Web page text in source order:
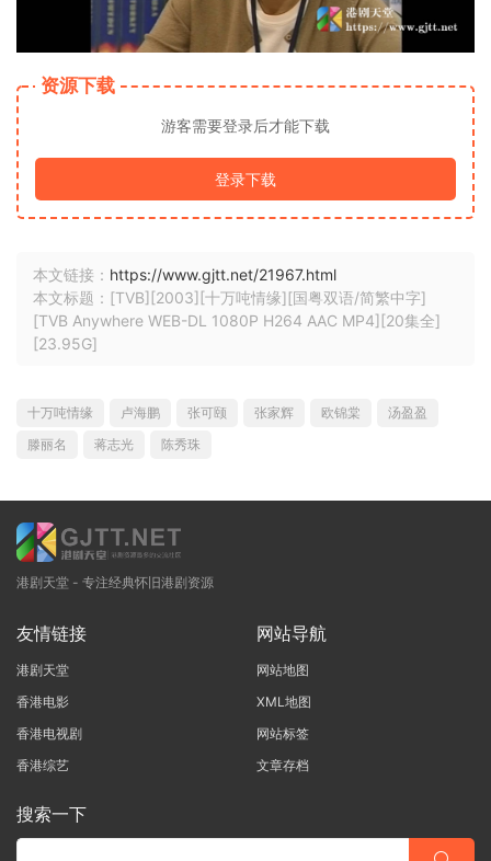
资源下载
游客需要登录后才能下载
登录下载
本文链接： https://www.gjtt.net/21967.html
本文标题：[TVB][2003][十万吨情缘][国粤双语/简繁中字]
[TVB Anywhere WEB-DL 1080P H264 AAC MP4][20集全]
[23.95G]
十万吨情缘 卢海鹏 张可颐 张家辉 欧锦棠
汤盈盈
滕丽名
蒋志光 陈秀珠
港剧天堂 - 专注经典怀旧港剧资源
友情链接
港剧天堂
香港电影
香港电视剧
香港综艺
网站导航
网站地图
XML地图
网站标签
文章存档
搜索一下